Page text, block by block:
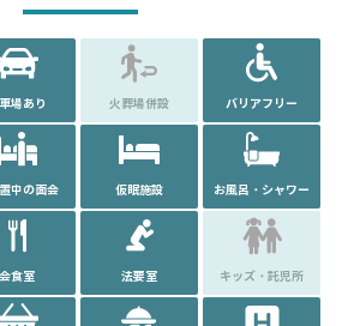
場あり 火葬場併設 バリアフリー
中の面会 仮眠施設 お風呂・シャワー
会食室 法要室 キッズ・託児所